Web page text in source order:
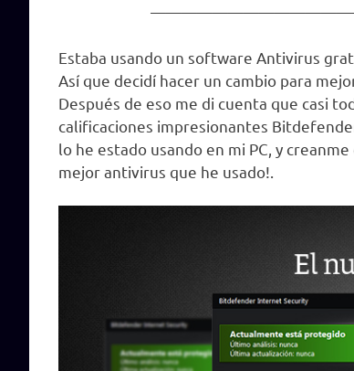
Estaba usando un software Antivirus
Así que decidí hacer un cambio para
Después de eso me di cuenta que casi
calificaciones impresionantes
lo he estado usando en mi PC, y
mejor antivirus que he usado!.